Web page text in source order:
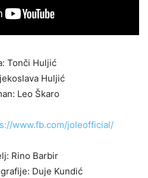
Tonči Huljić
Huljić
Leo Škaro
www.fb.com/joleofficial/
Rino Barbir
Duje Kundić